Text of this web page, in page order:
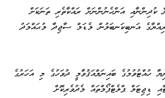
ކުދިންނާއި އަންހެނުންނަށް ރައްކާތެރި ތަނަކަށް
އަނބިކަނބަލުން މެޑަމް ސާޖިދާ މުޙައްމަދު
ހުއްޓުވުމުގެ ބައިނަލްއަޤުވާމީ ދުވަހުގެ މި އަހަރުގެ
ޑިޖިޓަލް ޕްލެޓްފޯމްތައް މެދުވެރިކޮށް